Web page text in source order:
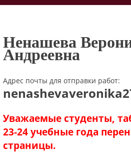
Ненашева
Андреевна
Адрес почты для отправки работ:
Уважаемые студенты,
23-24 учебные года
страницы.